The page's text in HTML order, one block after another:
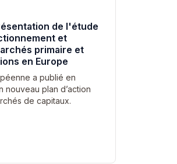
de l'étude
et
primaire et
en Europe
a publié en
nouveau plan d’action
de capitaux.